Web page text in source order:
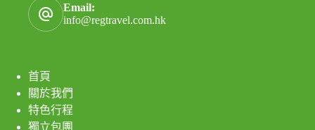
Email:
info@regtravel.com.hk
首頁
關於我們
特色行程
獨立包團